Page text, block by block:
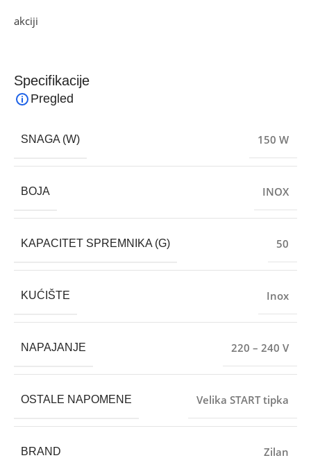
akciji
Specifikacije
Pregled
SNAGA (W) 150 W
BOJA INOX
KAPACITET SPREMNIKA (G) 50
KUĆIŠTE Inox
NAPAJANJE 220 – 240 V
OSTALE NAPOMENE Velika START tipka
BRAND Zilan